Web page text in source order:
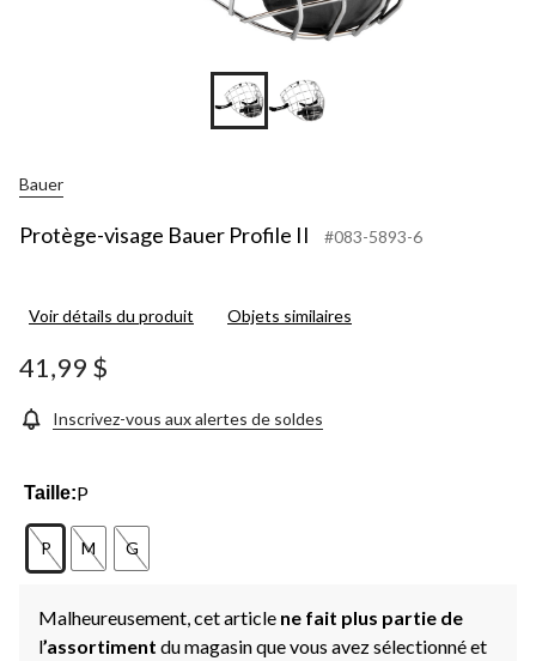
Bauer
Protège-visage Bauer Profile II #083-5893-6
Voir détails du produit Objets similaires
41,99 $
Inscrivez-vous aux alertes de soldes
Taille:P
P M G
Malheureusement, cet article ne fait plus partie de
l’assortiment du magasin que vous avez sélectionné et